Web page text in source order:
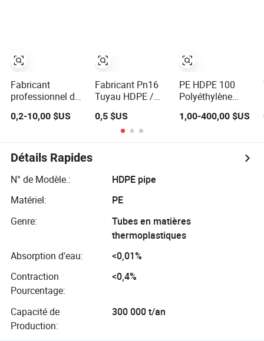
Fabricant
professionnel de
polyéthylène
pour
l'approvisionnement
drainage, les
l'irrigation, le
et de pétrole
0,2-10,00 $US
l'irrigation
Fabricant Pn16
Tuyau HDPE /
plastique HDPE /
Tuyau d'irrigation
goutte à goutte
en eau
0,5 $US
PPR pour eau,
gaz, irrigation
PE HDPE 100
Polyéthylène
Flottant Eau Boue
Pétrole Dragage
1,00-400,00 $US
Détails Rapides
N° de Modèle.:
HDPE pipe
Matériel:
PE
Genre:
Tubes en matières
thermoplastiques
Absorption d'eau:
<0,01%
Contraction
Pourcentage:
<0,4%
Capacité de
Production:
300 000 t/an